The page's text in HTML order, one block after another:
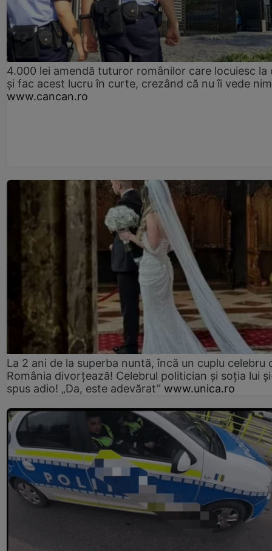
4.000 lei amendă tuturor românilor care locuiesc la
și fac acest lucru în curte, crezând că nu îi vede
www.cancan.ro
La 2 ani de la superba nuntă, încă un cuplu celebru
România divorțează! Celebrul politician și soția lui
spus adio! „Da, este adevărat” www.unica.ro